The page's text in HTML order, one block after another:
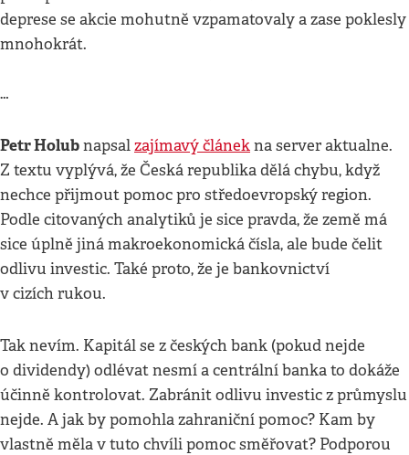
deprese se akcie mohutně vzpamatovaly a zase poklesly
mnohokrát.
…
Petr Holubnapsalzajímavý článekna server aktualne.
Z textu vyplývá, že Česká republika dělá chybu, když
nechce přijmout pomoc pro středoevropský region.
Podle citovaných analytiků je sice pravda, že země má
sice úplně jiná makroekonomická čísla, ale bude čelit
odlivu investic. Také proto, že je bankovnictví
v cizích rukou.
Tak nevím. Kapitál se z českých bank (pokud nejde
o dividendy) odlévat nesmí a centrální banka to dokáže
účinně kontrolovat. Zabránit odlivu investic z průmyslu
nejde. A jak by pomohla zahraniční pomoc? Kam by
vlastně měla v tuto chvíli pomoc směřovat? Podporou